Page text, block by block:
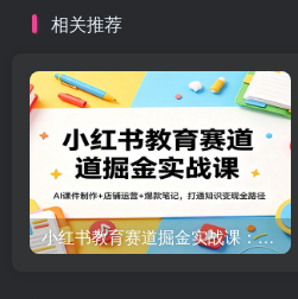
相关推荐
小红书教育赛道掘金实战课：AI课件制作+店铺运营+爆款笔记，打通知识变现全路径